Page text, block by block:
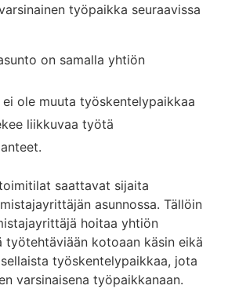
työpaikka seuraavissa
on samalla yhtiön
ei ole muuta työskentelypaikkaa
liikkuvaa työtä
saattavat sijaita
asunnossa. Tällöin
hoitaa yhtiön
kotoaan käsin eikä
työskentelypaikkaa, jota
varsinaisena työpaikkanaan.